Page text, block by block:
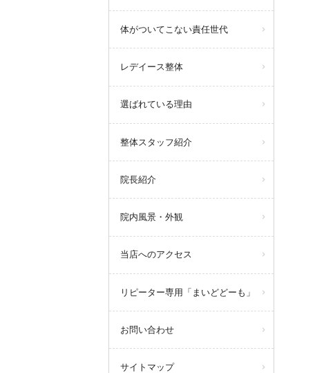
体がついてこない責任世代
レデイース整体
選ばれている理由
整体スタッフ紹介
院長紹介
院内風景・外観
当店へのアクセス
リピーター専用「まいどどーも」
お問い合わせ
サイトマップ